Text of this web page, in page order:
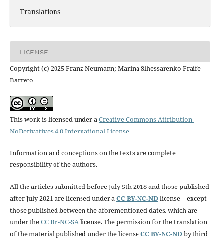
Translations
LICENSE
Copyright (c) 2025 Franz Neumann; Marina Slhessarenko Fraife
Barreto
This work is licensed under aCreative Commons Attribution-
NoDerivatives 4.0 International License.
Information and conceptions on the texts are complete
responsibility of the authors.
All the articles submitted before July 5th 2018 and those published
after July 2021 are licensed under a CC BY-NC-NDlicense – except
those published between the aforementioned dates, which are
under theCC BY-NC-SA license. The permission for the translation
of the material published under the licenseCC BY-NC-NDby third